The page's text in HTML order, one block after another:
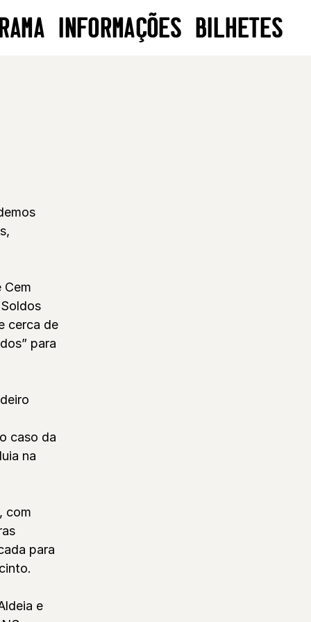
INFORMAÇÕES BILHETES
Cem
cerca de
para
caso da
na
com
para
e